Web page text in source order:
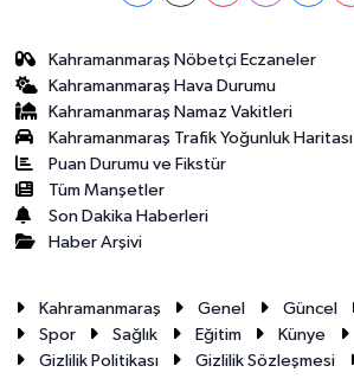
Kahramanmaraş Nöbetçi Eczaneler
Kahramanmaraş Hava Durumu
Kahramanmaraş Namaz Vakitleri
Kahramanmaraş Trafik Yoğunluk Haritası
Puan Durumu ve Fikstür
Tüm Manşetler
Son Dakika Haberleri
Haber Arşivi
Kahramanmaraş Genel Güncel
Spor
Sağlık Eğitim Künye
Gizlilik Politikası
Gizlilik Sözleşmesi